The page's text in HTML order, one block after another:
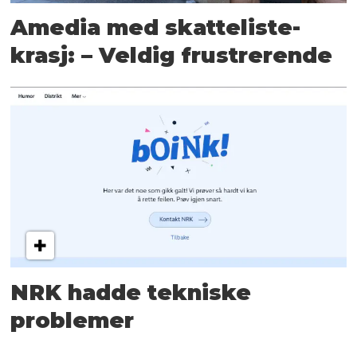
Amedia med skatteliste-
krasj: – Veldig frustrerende
NRK hadde tekniske
problemer